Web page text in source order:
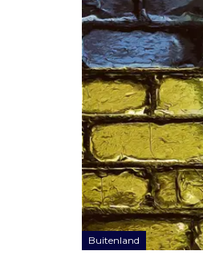
Buitenland